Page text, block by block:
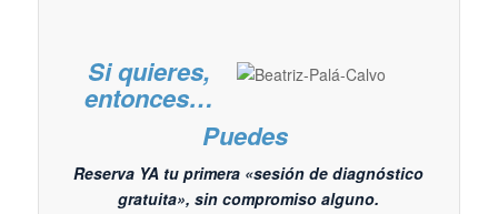
Si quieres,
entonces…
Puedes
Reserva YA tu primera «sesión de diagnóstico
gratuita», sin compromiso alguno.